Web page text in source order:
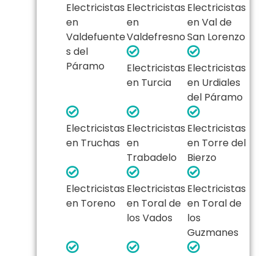
Electricistas
en
Valdefuente
s del
Páramo
Electricistas
en
Valdefresno
Electricistas
en Val de
San Lorenzo
Electricistas
en Turcia
Electricistas
en Urdiales
del Páramo
Electricistas
en Truchas
Electricistas
en
Trabadelo
Electricistas
en Torre del
Bierzo
Electricistas
en Toreno
Electricistas
en Toral de
los Vados
Electricistas
en Toral de
los
Guzmanes